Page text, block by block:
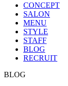
CONCEPT
SALON
MENU
STYLE
STAFF
BLOG
RECRUIT
BLOG